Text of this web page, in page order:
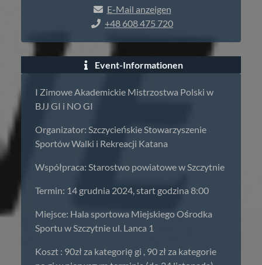
E-Mail anzeigen
+48 608 475 720
Event-Informationen
I Zimowe Akademickie Mistrzostwa Polski w
BJJ GI i NO GI
Organizator: Szczycieńskie Stowarzyszenie
Sportów Walki i Rekreacji Katana
Współpraca: Starostwo powiatowe w Szczytnie
Termin: 14 grudnia 2024, start godzina 8:00
Miejsce: Hala sportowa Miejskiego Ośrodka
Sportu w Szczytnie ul. Lanca 1
Koszt : 90zł za kategorię gi , 90 zł za kategorie